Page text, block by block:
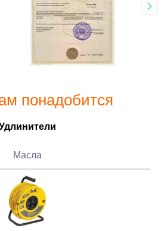
понадобится
Масла